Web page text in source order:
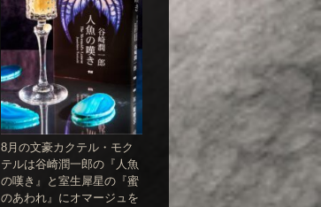
8月の文豪カクテル・モク
テルは谷崎潤一郎の『人魚
の嘆き』と室生犀星の『蜜
のあわれ』にオマージュを